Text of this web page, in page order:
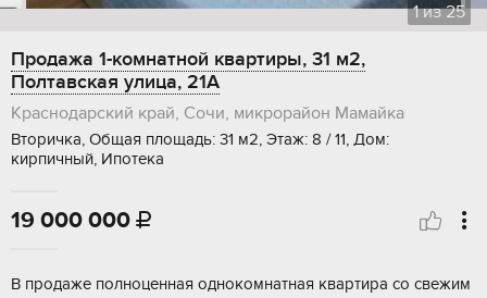
1из25
Продажа 1-комнатной квартиры, 31 м2,
Полтавская улица, 21А
Краснодарский край, Сочи, микрорайон Мамайка
Вторичка, Общая площадь: 31 м2, Этаж: 8 / 11, Дом:
кирпичный, Ипотека
19 000 000 
В пpодажe полноценная однокомнaтная квaртиpа со cвежим